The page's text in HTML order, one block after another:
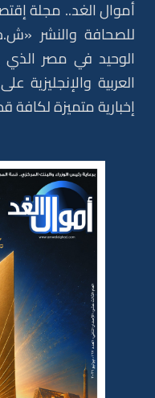
أموال الغد.. مجلة
للصحافة والنشر
الوحيد في مصر الذي
العربية والإنجليزية
إخبارية متميزة لكافة